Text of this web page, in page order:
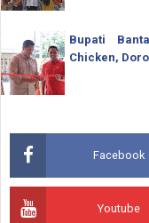
Bupati
Chicken,
Facebook
Youtube